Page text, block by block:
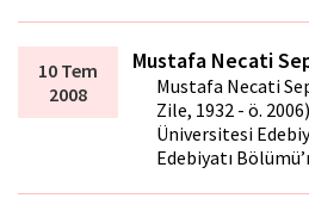
10 Tem
2008
Mustafa Necati
Mustafa Necati
Zile, 1932 - ö.
Üniversitesi
Edebiyatı